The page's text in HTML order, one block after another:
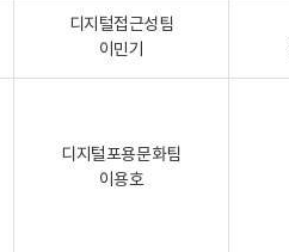
디지털접근성팀
이민기
디지털포용문화팀
이용호